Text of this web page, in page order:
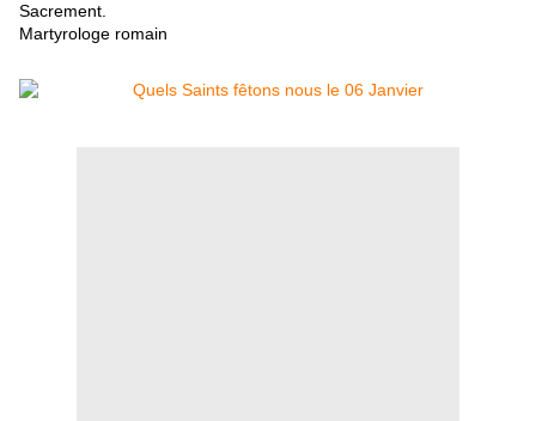
Sacrement.
Martyrologe romain